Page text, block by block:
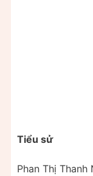
Tiểu sử
Phan Thị